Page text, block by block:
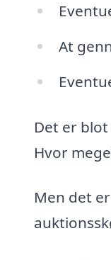
At
Det er
Hvor
Men det